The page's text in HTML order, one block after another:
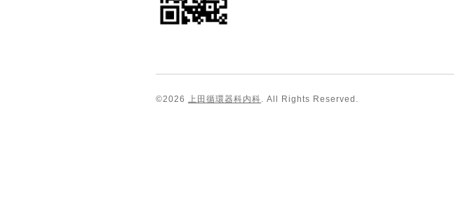
©2026 上田循環器科内科. All Rights Reserved.